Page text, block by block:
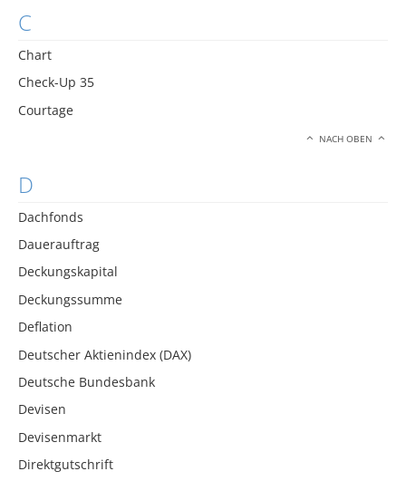
C
Chart
Check-Up 35
Courtage
NACH OBEN
D
Dachfonds
Dauerauftrag
Deckungskapital
Deckungssumme
Deflation
Deutscher Aktienindex (DAX)
Deutsche Bundesbank
Devisen
Devisenmarkt
Direktgutschrift